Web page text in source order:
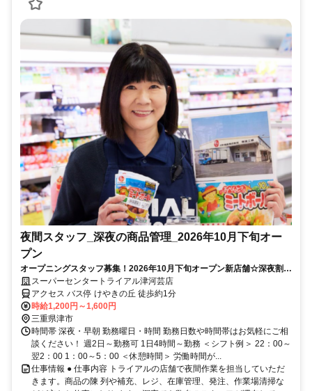
夜間スタッフ_深夜の商品管理_2026年10月下旬オー
プン
オープニングスタッフ募集！2026年10月下旬オープン新店舗☆深夜割増
で稼げる仕事♪
スーパーセンタートライアル津河芸店
アクセス バス停 けやきの丘 徒歩約1分
時給1,200円～1,600円
三重県津市
時間帯 深夜・早朝 勤務曜日・時間 勤務日数や時間帯はお気軽にご相
談ください！ 週2日～勤務可 1日4時間～勤務 ＜シフト例＞ 22：00～
翌2：00 1：00～5：00 ＜休憩時間＞ 労働時間が...
仕事情報 ● 仕事内容 トライアルの店舗で夜間作業を担当していただ
きます。商品の陳 列や補充、レジ、在庫管理、発注、作業場清掃な